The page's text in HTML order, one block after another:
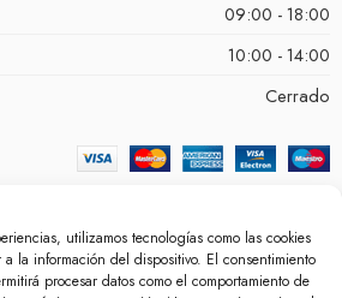
utilizamos tecnologías como las cookies
la información del dispositivo. El consentimiento
procesar datos como el comportamiento de
09:00 - 18:00
10:00 - 14:00
Cerrado